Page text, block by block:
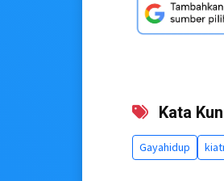
Kata
Gayahidup